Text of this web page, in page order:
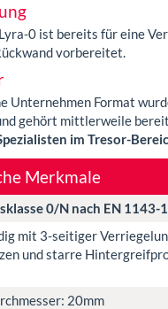
0 ist bereits für eine
vorbereitet.
Unternehmen Format
gehört mittlerweile
im Tresor-
Merkmale
0/N nach EN 1143-1
mit 3-seitiger
und starre
20mm